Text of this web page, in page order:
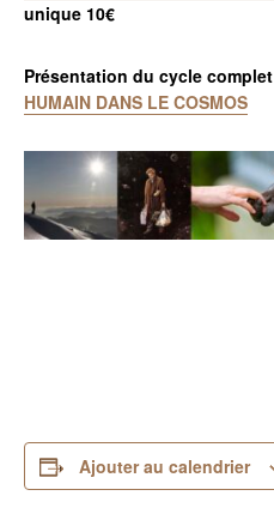
unique 10€
Présentation du cycle complet
HUMAIN DANS LE COSMOS
Ajouter au calendrier